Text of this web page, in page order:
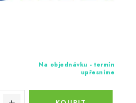
Na objednávku - termín
upřesníme